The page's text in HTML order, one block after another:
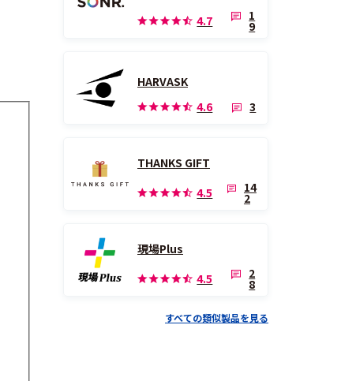
4.7
1
9
HARVASK
4.6
3
THANKS GIFT
4.5
14
2
現場Plus
4.5
2
8
すべての類似製品を見る